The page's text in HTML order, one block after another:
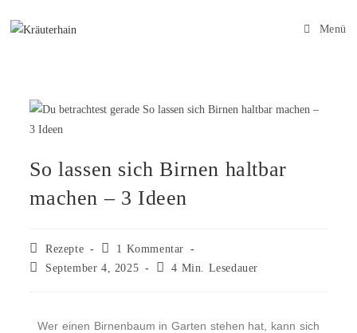
Menü
So lassen sich Birnen haltbar
machen – 3 Ideen
Rezepte
1 Kommentar
September 4, 2025
4 Min. Lesedauer
Wer einen Birnenbaum in Garten stehen hat, kann sich